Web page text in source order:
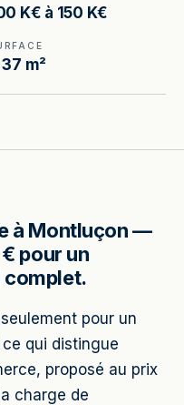
K€ à 150 K€
m²
à Montluçon —
pour un
complet.
pour un
qui distingue
proposé au prix
charge de